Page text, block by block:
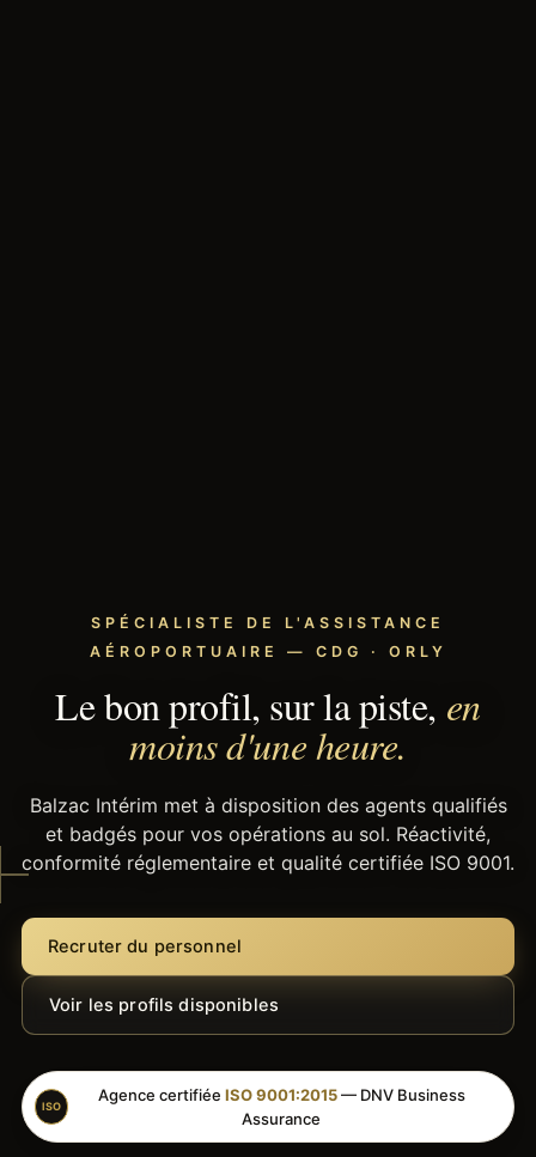
SPÉCIALISTE DE L'ASSISTANCE
AÉROPORTUAIRE — CDG · ORLY
Le bon profil, sur la piste, en
moins d'une heure.
Balzac Intérim met à disposition des agents qualifiés
et badgés pour vos opérations au sol. Réactivité,
conformité réglementaire et qualité certifiée ISO 9001.
Recruter du personnel
Voir les profils disponibles
ISO
Agence certifiée ISO 9001:2015— DNV Business
Assurance